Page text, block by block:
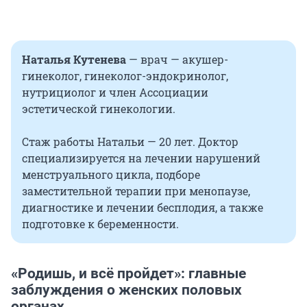
Наталья Кутенева — врач — акушер-
гинеколог, гинеколог-эндокринолог,
нутрициолог и член Ассоциации
эстетической гинекологии.
Стаж работы Натальи — 20 лет. Доктор
специализируется на лечении нарушений
менструального цикла, подборе
заместительной терапии при менопаузе,
диагностике и лечении бесплодия, а также
подготовке к беременности.
«Родишь, и всё пройдет»: главные
заблуждения о женских половых